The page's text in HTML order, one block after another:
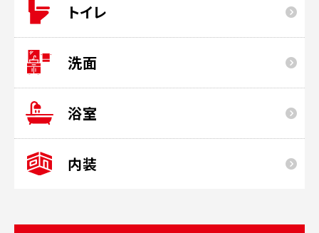
トイレ
洗面
浴室
内装